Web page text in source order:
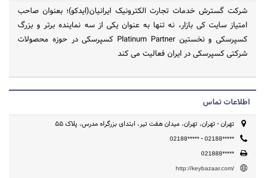
شرکت گسترش خدمات تجارت الکترونیک ایرانیان(ایدکو)؛ بعنوان صاحب
امتیاز سایت کی بازار، نه تنها به عنوان یکی از سه نماینده برتر و بزرگ
کسپرسکی و نخستین Platinum Partner کسپرسکی در حوزه محصولات
شرکتی کسپرسکی در ایران فعالیت می کند
اطلاعات تماس
تهران - تهران، تهران، میدان هفت تیر، ابتدای بزرگراه مدرس، پلاک 55
02188***** - 02188*****
021888*****
http://keybazaar.com/